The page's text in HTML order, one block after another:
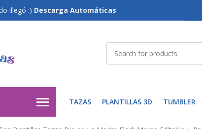
illegó :) Descarga Automáticas
TAZAS PLANTILLAS 3D TUMBLER